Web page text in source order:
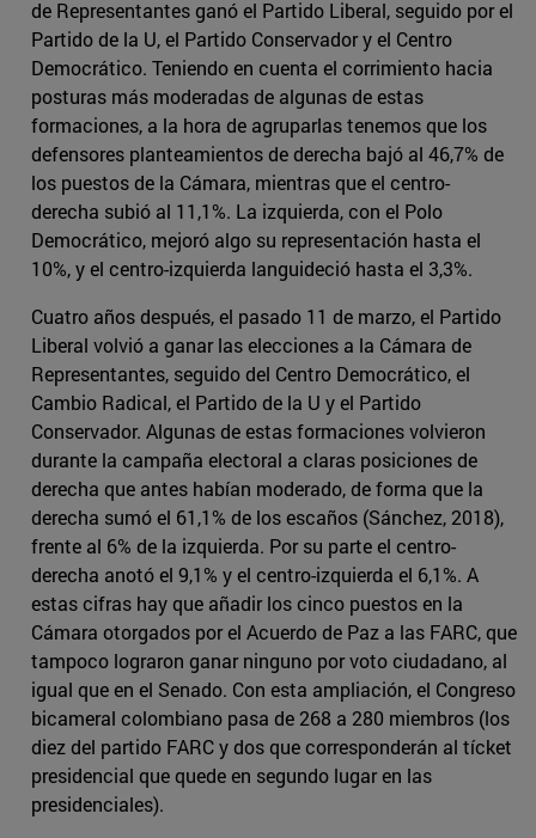
de Representantes ganó el Partido Liberal, seguido por el
Partido de la U, el Partido Conservador y el Centro
Democrático. Teniendo en cuenta el corrimiento hacia
posturas más moderadas de algunas de estas
formaciones, a la hora de agruparlas tenemos que los
defensores planteamientos de derecha bajó al 46,7% de
los puestos de la Cámara, mientras que el centro-
derecha subió al 11,1%. La izquierda, con el Polo
Democrático, mejoró algo su representación hasta el
10%, y el centro-izquierda languideció hasta el 3,3%.
Cuatro años después, el pasado 11 de marzo, el Partido
Liberal volvió a ganar las elecciones a la Cámara de
Representantes, seguido del Centro Democrático, el
Cambio Radical, el Partido de la U y el Partido
Conservador. Algunas de estas formaciones volvieron
durante la campaña electoral a claras posiciones de
derecha que antes habían moderado, de forma que la
derecha sumó el 61,1% de los escaños (Sánchez, 2018),
frente al 6% de la izquierda. Por su parte el centro-
derecha anotó el 9,1% y el centro-izquierda el 6,1%. A
estas cifras hay que añadir los cinco puestos en la
Cámara otorgados por el Acuerdo de Paz a las FARC, que
tampoco lograron ganar ninguno por voto ciudadano, al
igual que en el Senado. Con esta ampliación, el Congreso
bicameral colombiano pasa de 268 a 280 miembros (los
diez del partido FARC y dos que corresponderán al tícket
presidencial que quede en segundo lugar en las
presidenciales).